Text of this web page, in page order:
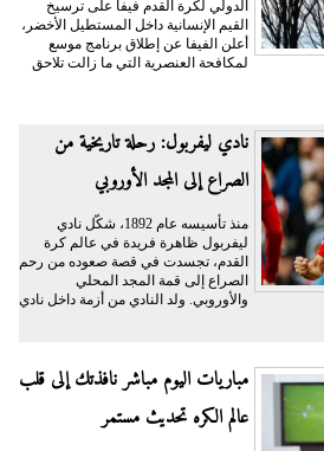
الدولي لكرة القدم فيفا على ترسيخ
القيم الإنسانية داخل المستطيل الأخضر،
أعلن الفيفا عن إطلاق برنامج موسع
لمكافحة العنصرية التي ما زالت تلاحق
نادي ليفربول: رحلة تاريخية من
الصراع إلى المجد الأوروبي
منذ تأسيسه عام 1892، شكّل نادي
ليفربول ظاهرة فريدة في عالم كرة
القدم، تجسدت في قصة صعوده من رحم
الصراع إلى قمة المجد المحلي
والأوروبي. ولد النادي من أزمة داخل نادي
مباريات اليوم مباشر نافذتك إلى قلب
عالم الكره تحديث مستمر